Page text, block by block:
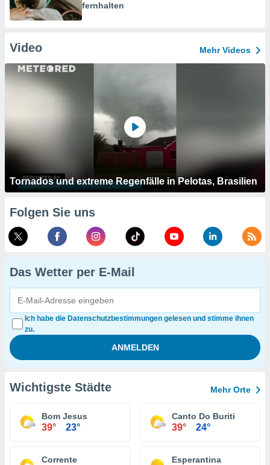
fernhalten
Video Mehr Videos
Tornados und extreme Regenfälle in Pelotas, Brasilien
Folgen Sie uns
Das Wetter per E-Mail
Ich habe die Datenschutzbestimmungen gelesen und stimme ihnen
zu.
Wichtigste Städte Mehr Orte
Bom Jesus
39° 23°
Canto Do Buriti
39° 24°
Corrente Esperantina